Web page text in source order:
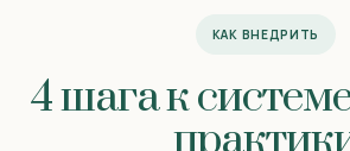
КАК ВНЕДРИТЬ
4 шага к